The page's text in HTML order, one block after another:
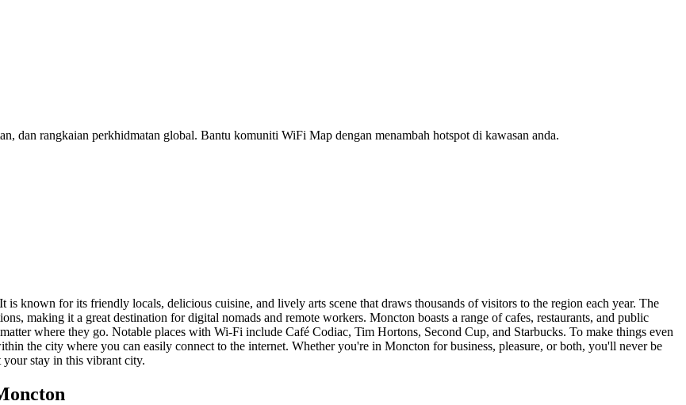
dan rangkaian perkhidmatan global. Bantu komuniti WiFi Map dengan menambah hotspot di kawasan anda.
known for its friendly locals, delicious cuisine, and lively arts scene that draws thousands of visitors to the region each year. The
making it a great destination for digital nomads and remote workers. Moncton boasts a range of cafes, restaurants, and public
where they go. Notable places with Wi-Fi include Café Codiac, Tim Hortons, Second Cup, and Starbucks. To make things even
the city where you can easily connect to the internet. Whether you're in Moncton for business, pleasure, or both, you'll never be
your stay in this vibrant city.